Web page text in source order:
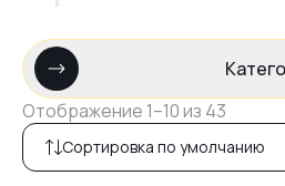
Отображение 1–10 из 43
Сортировка по умолчанию